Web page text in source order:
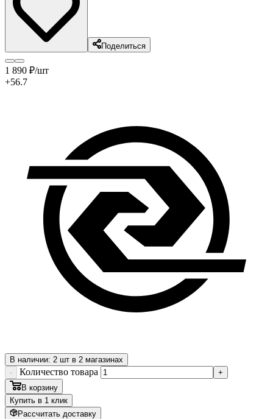
Поделиться
1 890 ₽/шт
+56.7
В наличии: 2 шт в 2 магазинах
-
Количество товара
+
В корзину
Купить в 1 клик
Рассчитать доставку